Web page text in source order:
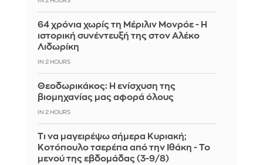
64 χρόνια χωρίς τη Μέριλιν Μονρόε - Η
ιστορική συνέντευξή της στον Αλέκο
Λιδωρίκη
IN 2 HOURS
Θεοδωρικάκος: Η ενίσχυση της
βιομηχανίας μας αφορά όλους
IN 2 HOURS
Τι να μαγειρέψω σήμερα Κυριακή;
Κοτόπουλο τσερέπα από την Ιθάκη - Το
μενού της εβδομάδας (3-9/8)